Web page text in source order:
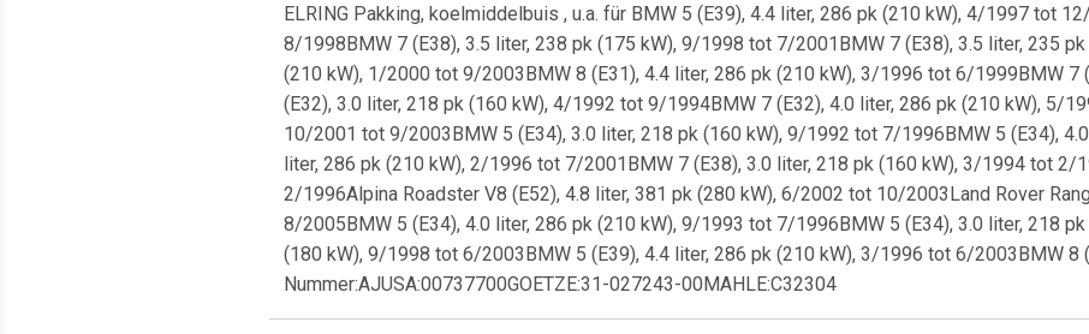
ELRING Pakking, koelmiddelbuis , u.a. für BMW 5 (E39), 4.4 liter, 286 pk (210 kW), 4/1997 tot
8/1998BMW 7 (E38), 3.5 liter, 238 pk (175 kW), 9/1998 tot 7/2001BMW 7 (E38), 3.5 liter, 235
(210 kW), 1/2000 tot 9/2003BMW 8 (E31), 4.4 liter, 286 pk (210 kW), 3/1996 tot 6/1999BMW
(E32), 3.0 liter, 218 pk (160 kW), 4/1992 tot 9/1994BMW 7 (E32), 4.0 liter, 286 pk (210 kW), 5/
10/2001 tot 9/2003BMW 5 (E34), 3.0 liter, 218 pk (160 kW), 9/1992 tot 7/1996BMW 5 (E34),
liter, 286 pk (210 kW), 2/1996 tot 7/2001BMW 7 (E38), 3.0 liter, 218 pk (160 kW), 3/1994 tot 2/
2/1996Alpina Roadster V8 (E52), 4.8 liter, 381 pk (280 kW), 6/2002 tot 10/2003Land Rover
8/2005BMW 5 (E34), 4.0 liter, 286 pk (210 kW), 9/1993 tot 7/1996BMW 5 (E34), 3.0 liter, 218
(180 kW), 9/1998 tot 6/2003BMW 5 (E39), 4.4 liter, 286 pk (210 kW), 3/1996 tot 6/2003BMW 8
Nummer:AJUSA:00737700GOETZE:31-027243-00MAHLE:C32304